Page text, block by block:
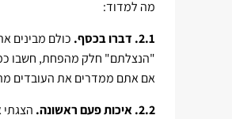
מה למדוד:
2.1. דברו בכסף.
כולם מבינים
"הנצלתם" חלק מהפחת, חשבו
אם אתם ממדרים את העובדים
2.2. איכות פעם ראשונה.